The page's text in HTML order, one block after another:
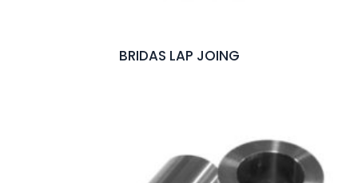
BRIDAS LAP JOING